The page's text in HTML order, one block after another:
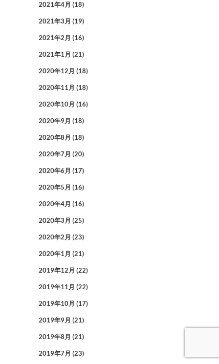
2021年4月 (18)
2021年3月 (19)
2021年2月 (16)
2021年1月 (21)
2020年12月 (18)
2020年11月 (18)
2020年10月 (16)
2020年9月 (18)
2020年8月 (18)
2020年7月 (20)
2020年6月 (17)
2020年5月 (16)
2020年4月 (16)
2020年3月 (25)
2020年2月 (23)
2020年1月 (21)
2019年12月 (22)
2019年11月 (22)
2019年10月 (17)
2019年9月 (21)
2019年8月 (21)
2019年7月 (23)